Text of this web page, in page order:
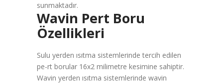
sunmaktadır.
Wavin Pert Boru
Özellikleri
Sulu yerden ısıtma sistemlerinde tercih edilen
pe-rt borular 16x2 milimetre kesimine sahiptir.
Wavin yerden ısıtma sistemlerinde wavin